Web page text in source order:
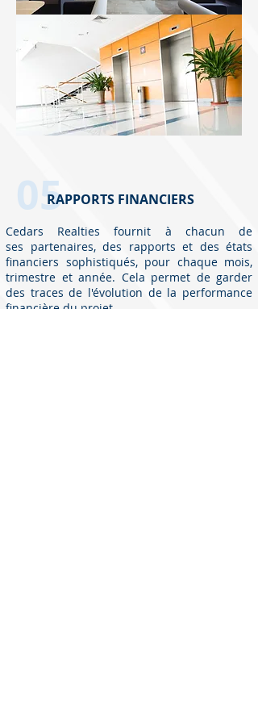
05RAPPORTS FINANCIERS
Cedars Realties fournit à chacun de
ses partenaires, des rapports et des états
financiers sophistiqués, pour chaque mois,
trimestre et année. Cela permet de garder
des traces de l'évolution de la performance
financière du projet.